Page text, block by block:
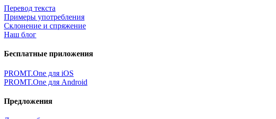
Перевод текста
Примеры употребления
Склонение и спряжение
Наш блог
Бесплатные приложения
PROMT.One для iOS
PROMT.One для Android
Предложения